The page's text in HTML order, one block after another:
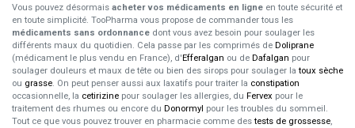
Vous pouvez désormais acheter vos médicaments en ligne en toute sécurité et
en toute simplicité. TooPharma vous propose de commander tous les
médicaments sans ordonnance dont vous avez besoin pour soulager les
différents maux du quotidien. Cela passe par les comprimés de Doliprane
(médicament le plus vendu en France), d'Efferalgan ou de Dafalgan pour
soulager douleurs et maux de tête ou bien des sirops pour soulager latoux sèche
ou grasse. On peut penser aussi aux laxatifs pour traiter la constipation
occasionnelle, la cetirizine pour soulager les allergies, du Fervex pour le
traitement des rhumes ou encore du Donormyl pour les troubles du sommeil.
Tout ce que vous pouvez trouver en pharmacie comme destests de grossesse,